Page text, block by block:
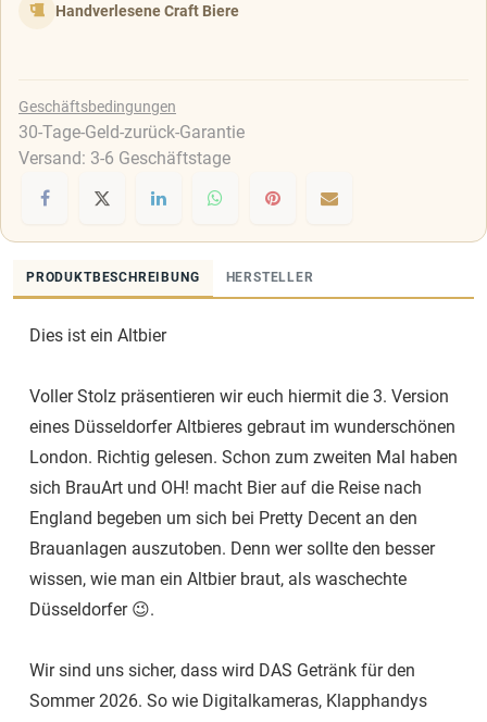
Handverlesene Craft Biere
Geschäftsbedingungen
30-Tage-Geld-zurück-Garantie
Versand: 3-6 Geschäftstage
PRODUKTBESCHREIBUNG HERSTELLER
Dies ist ein Altbier
Voller Stolz präsentieren wir euch hiermit die 3. Version
eines Düsseldorfer Altbieres gebraut im wunderschönen
London. Richtig gelesen. Schon zum zweiten Mal haben
sich BrauArt und OH! macht Bier auf die Reise nach
England begeben um sich bei Pretty Decent an den
Brauanlagen auszutoben. Denn wer sollte den besser
wissen, wie man ein Altbier braut, als waschechte
Düsseldorfer 😉.
Wir sind uns sicher, dass wird DAS Getränk für den
Sommer 2026. So wie Digitalkameras, Klapphandys